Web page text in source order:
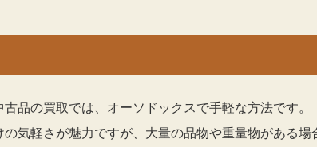
品の買取では、オーソドックスで手軽な方法です。
気軽さが魅力ですが、大量の品物や重量物がある